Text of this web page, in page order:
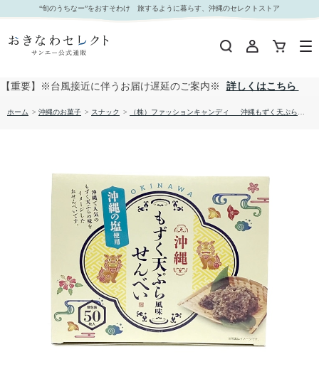
（株）ファッションキャンディ 沖縄もずく天ぷら風味せんべい （2ｇ×50枚）｜おきなわセ
レクト サンエー公式通販
“旬のうちなー”をおすそわけ 旅するように暮らす、沖縄のセレクトストア
【重要】※台風接近に伴うお届け遅延のご案内※ 詳しくはこちら
ホーム > 沖縄のお菓子 > スナック > （株）ファッションキャンディ 沖縄もずく天ぷら風味せんべい （2ｇ×50枚）